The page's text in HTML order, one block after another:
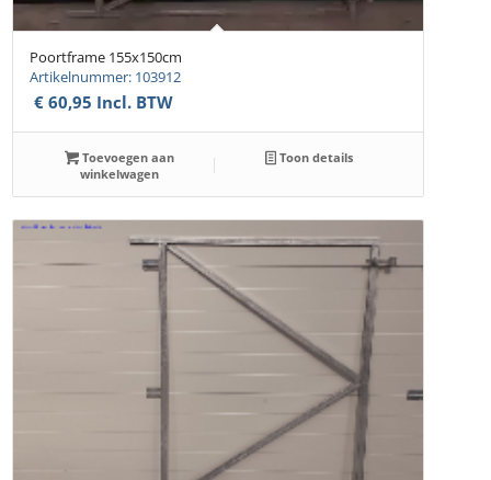
Poortframe 155x150cm
Artikelnummer: 103912
€ 60,95 Incl. BTW
Toevoegen aan
winkelwagen
Toon details